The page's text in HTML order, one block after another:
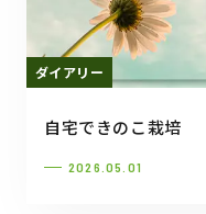
ダイアリー
自宅できのこ栽培
2026.05.01